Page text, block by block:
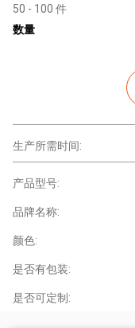
50 - 100 件
数量
生产所需时间:
产品型号:
品牌名称:
颜色:
是否有包装:
是否可定制: